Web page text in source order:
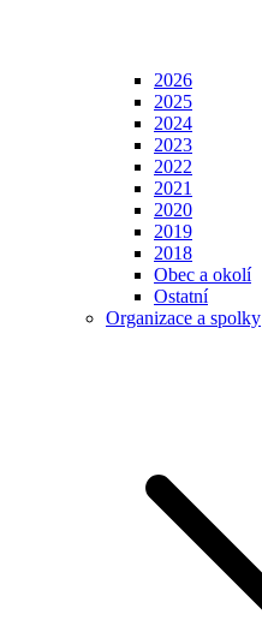
2026
2025
2024
2023
2022
2021
2020
2019
2018
Obec a okolí
Ostatní
Organizace a spolky